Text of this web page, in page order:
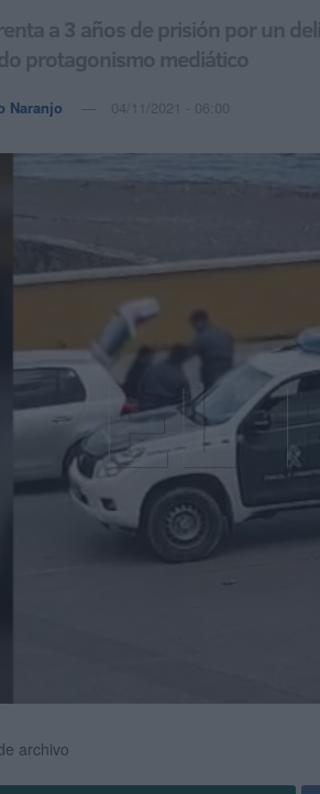
a 3 años de prisión por un
protagonismo mediático
Naranjo 04/11/2021 - 06:00
archivo